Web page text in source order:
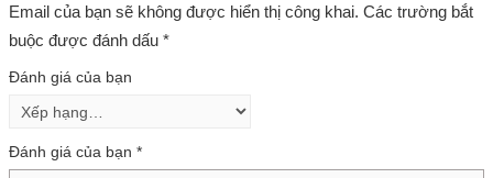
Email của bạn sẽ không được hiển thị công khai. Các trường bắt
buộc được đánh dấu *
Đánh giá của bạn
Đánh giá của bạn *